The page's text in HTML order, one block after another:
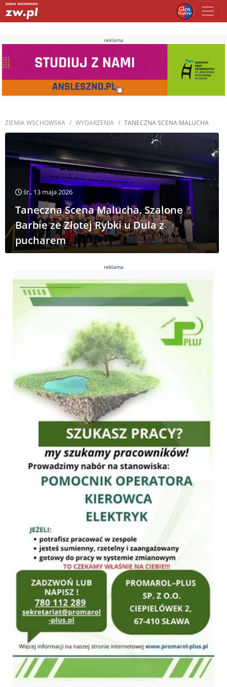
reklama
ZIEMIA WSCHOWSKA WYDARZENIA TANECZNA SCENA MALUCHA
śr., 13 maja 2026
Taneczna Scena Malucha. Szalone
Barbie ze Złotej Rybki u Dula z
pucharem
reklama